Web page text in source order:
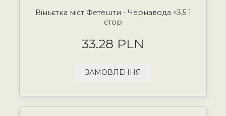
Віньєтка міст Фетешти - Чернавода <3,5 1
стор
33.28 PLN
ЗАМОВЛЕННЯ